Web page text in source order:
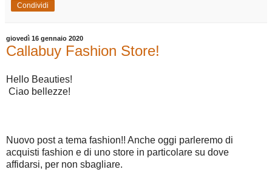
Condividi
giovedì 16 gennaio 2020
Callabuy Fashion Store!
Hello Beauties!
Ciao bellezze!
Nuovo post a tema fashion!! Anche oggi parleremo di
acquisti fashion e di uno store in particolare su dove
affidarsi, per non sbagliare.